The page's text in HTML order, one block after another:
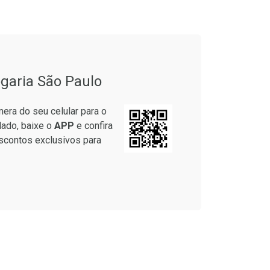
cada
cada
Por R$ 60,74/cada
Por R$ 60,74/cada
São Paulo
do seu celular para o
baixe o APP e confira
exclusivos para